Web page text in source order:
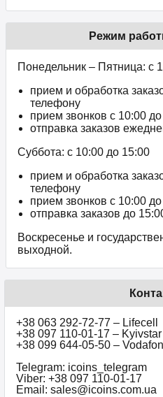
Режим
Понедельник – Пятница: с
прием и обработка
телефону
прием звонков c 10:00
отправка заказов
Суббота: с 10:00 до 15:00
прием и обработка
телефону
прием звонков c 10:00
отправка заказов до
Воскресенье и
выходной.
+38 063 292-72-77 – Lifecell
+38 097 110-01-17 – Kyivstar
+38 099 644-05-50 –
Telegram: icoins_telegram
Viber: +38 097 110-01-17
Email: sales@icoins.com.ua